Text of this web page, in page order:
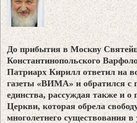
До прибытия в Москву
Константинопольского
Патриарх Кирилл ответил на
газеты «ВИМА» и обратился с
единства, рассуждая также и о
Церкви, которая обрела
многолетнего существования в